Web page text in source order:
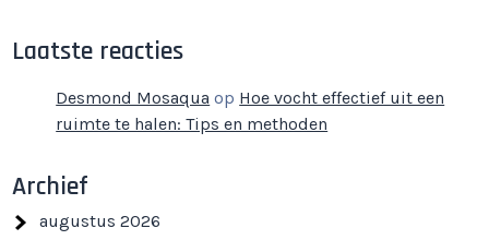
Laatste reacties
Desmond Mosaqua op Hoe vocht effectief uit een
ruimte te halen: Tips en methoden
Archief
augustus 2026